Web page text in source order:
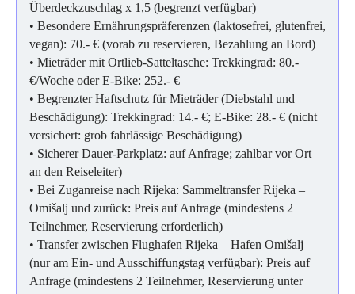
Überdeckzuschlag x 1,5 (begrenzt verfügbar)
• Besondere Ernährungspräferenzen (laktosefrei, glutenfrei,
vegan): 70.- € (vorab zu reservieren, Bezahlung an Bord)
• Mieträder mit Ortlieb-Satteltasche: Trekkingrad: 80.-
€/Woche oder E-Bike: 252.- €
• Begrenzter Haftschutz für Mieträder (Diebstahl und
Beschädigung): Trekkingrad: 14.- €; E-Bike: 28.- € (nicht
versichert: grob fahrlässige Beschädigung)
• Sicherer Dauer-Parkplatz: auf Anfrage; zahlbar vor Ort
an den Reiseleiter)
• Bei Zuganreise nach Rijeka: Sammeltransfer Rijeka –
Omišalj und zurück: Preis auf Anfrage (mindestens 2
Teilnehmer, Reservierung erforderlich)
• Transfer zwischen Flughafen Rijeka – Hafen Omišalj
(nur am Ein- und Ausschiffungstag verfügbar): Preis auf
Anfrage (mindestens 2 Teilnehmer, Reservierung unter